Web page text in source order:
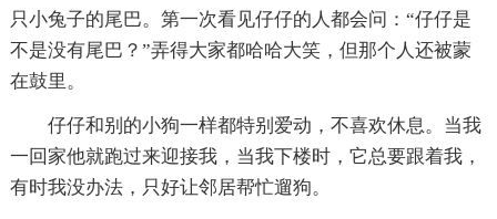
只小兔子的尾巴。第一次看见仔仔的人都会问：“仔仔是
不是没有尾巴？”弄得大家都哈哈大笑，但那个人还被蒙
在鼓里。
仔仔和别的小狗一样都特别爱动，不喜欢休息。当我
一回家他就跑过来迎接我，当我下楼时，它总要跟着我，
有时我没办法，只好让邻居帮忙遛狗。